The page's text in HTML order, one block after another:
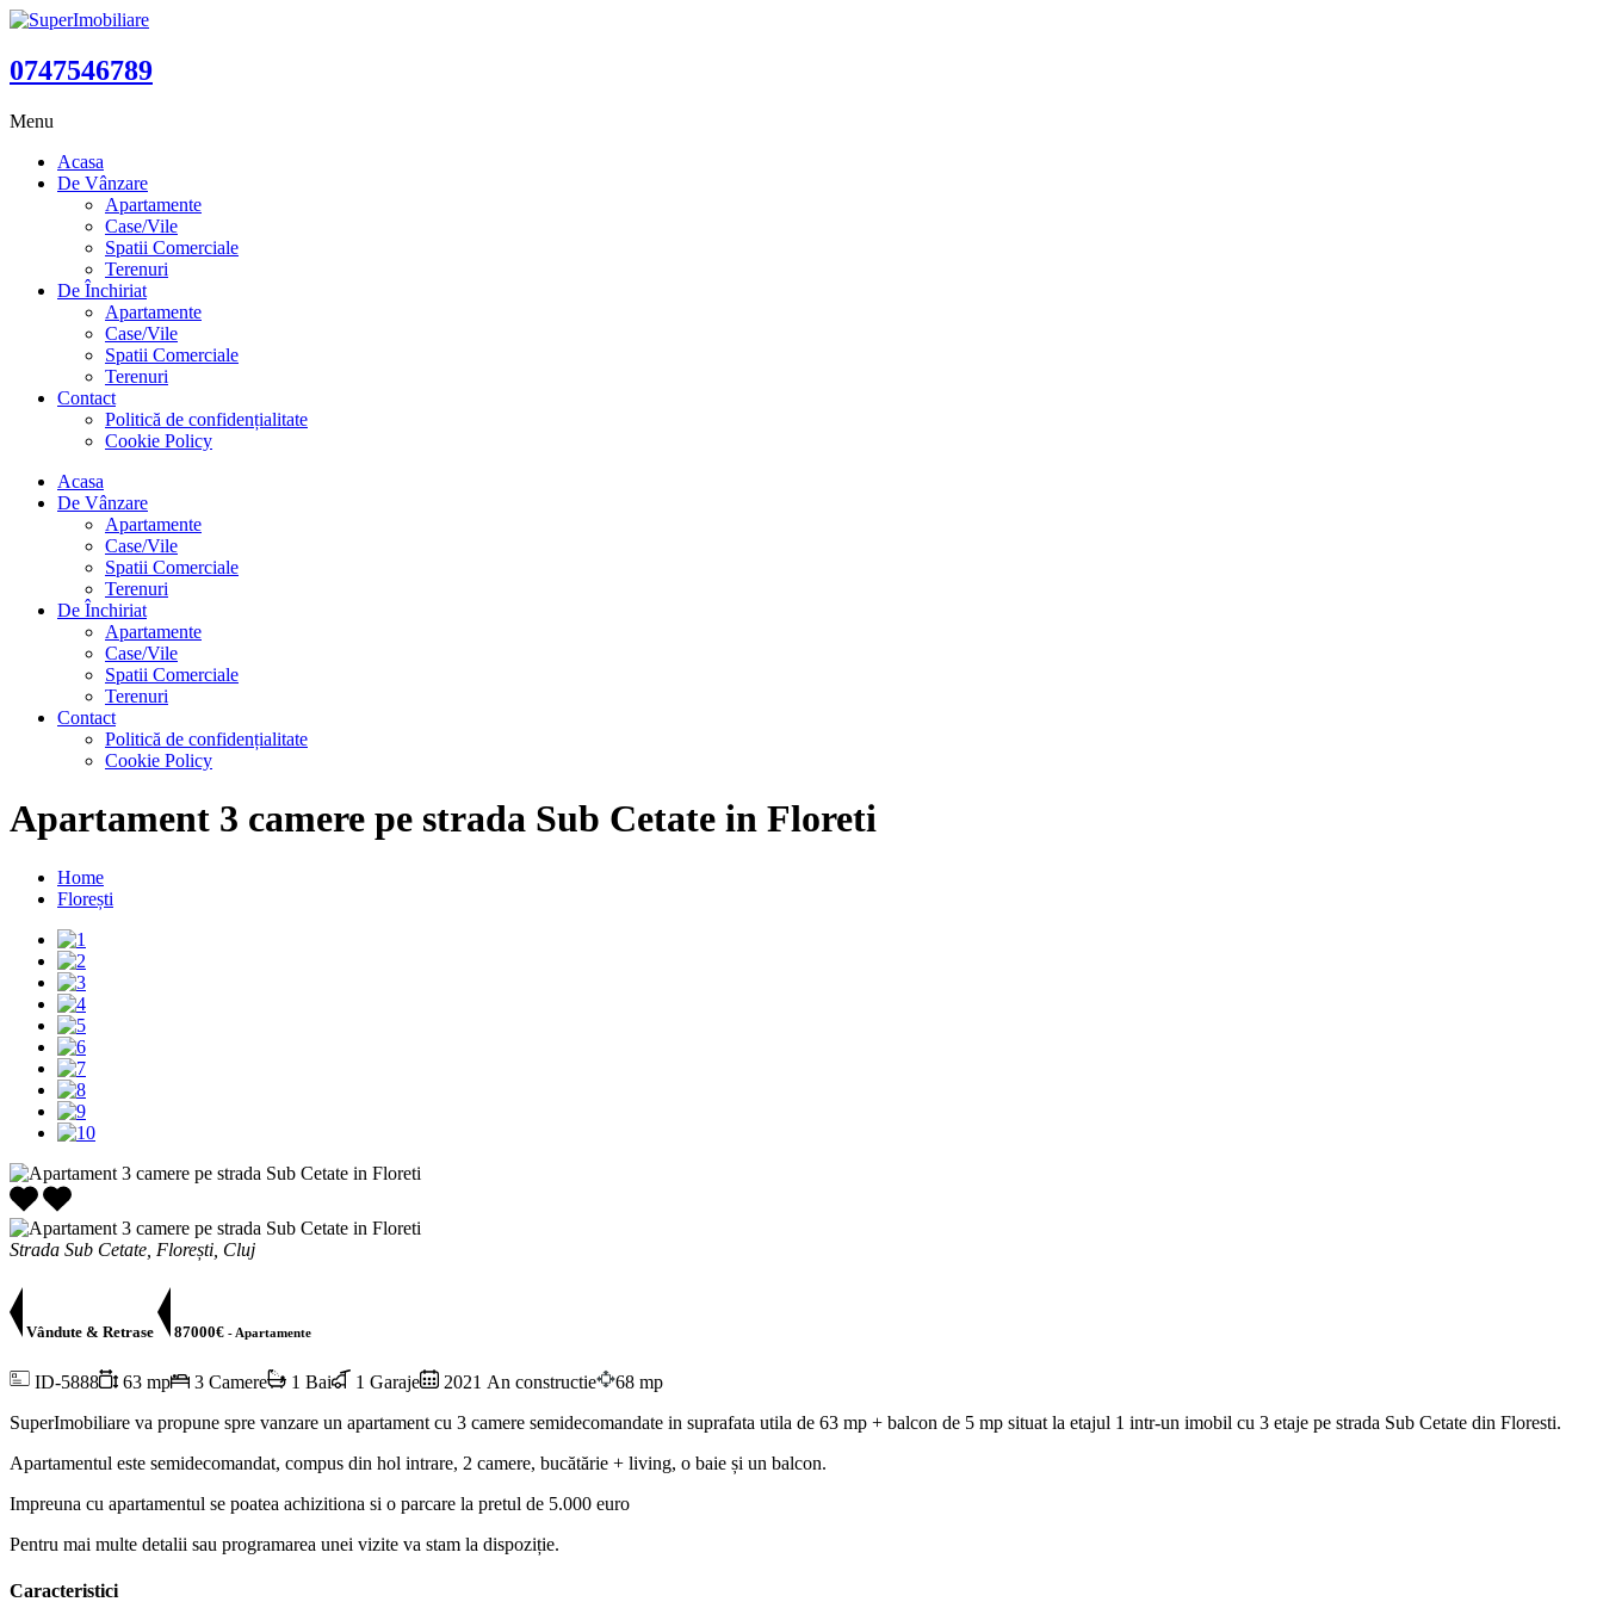
0747546789
Menu
Acasa
De Vânzare
Apartamente
Case/Vile
Spatii Comerciale
Terenuri
De Închiriat
Apartamente
Case/Vile
Spatii Comerciale
Terenuri
Contact
Politică de confidențialitate
Cookie Policy
Acasa
De Vânzare
Apartamente
Case/Vile
Spatii Comerciale
Terenuri
De Închiriat
Apartamente
Case/Vile
Spatii Comerciale
Terenuri
Contact
Politică de confidențialitate
Cookie Policy
Apartament 3 camere pe strada Sub Cetate in Floreti
Home
Florești
Strada Sub Cetate, Florești, Cluj
Vândute & Retrase 87000€ - Apartamente
ID-5888 63 mp 3 Camere 1 Bai 1 Garaje 2021 An constructie
68 mp
SuperImobiliare va propune spre vanzare un apartament cu 3 camere semidecomandate in suprafata utila de 63 mp + balcon de 5 mp situat la etajul 1 intr-un imobil cu 3 etaje pe strada Sub Cetate din Floresti.
Apartamentul este semidecomandat, compus din hol intrare, 2 camere, bucătărie + living, o baie și un balcon.
Impreuna cu apartamentul se poatea achizitiona si o parcare la pretul de 5.000 euro
Pentru mai multe detalii sau programarea unei vizite va stam la dispoziție.
Caracteristici